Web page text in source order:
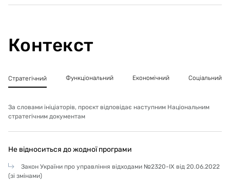
Контекст
Стратегічний Функціональний Економічний Соціальний
За словами ініціаторів, проєкт відповідає наступним Національним
стратегічним документам
Не відноситься до жодної програми
Закон України про управління відходами №2320-IX від 20.06.2022
(зі змінами)